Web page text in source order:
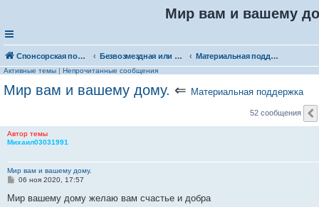
Мир вам и вашему
Спонсорская помощь. Выберите рубрику для объявления Безвозмездная или условно-безвозмездная помощь Материальная поддержка
Активные темы | Непрочитанные сообщения
Мир вам и вашему дому. ⇐ Материальная поддержка
52 сообщения
Автор темы
Михаил03031991
Мир вам и вашему дому.
С
о
06 ноя 2020, 17:57
Мир вашему дому желаю вам счастье и добра